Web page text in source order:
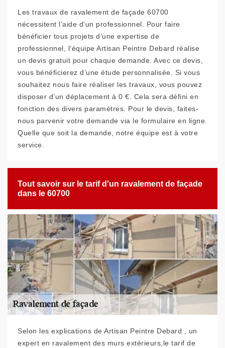
Les travaux de ravalement de façade 60700
nécessitent l’aide d’un professionnel. Pour faire
bénéficier tous projets d’une expertise de
professionnel, l’équipe Artisan Peintre Debard réalise
un devis gratuit pour chaque demande. Avec ce devis,
vous bénéficierez d’une étude personnalisée. Si vous
souhaitez nous faire réaliser les travaux, vous pouvez
disposer d’un déplacement à 0 €. Cela sera défini en
fonction des divers paramètres. Pour le devis, faites-
nous parvenir votre demande via le formulaire en ligne.
Quelle que soit la demande, notre équipe est à votre
service.
Tout savoir sur le tarif d'un ravalement de façade
dans le 60700
Selon les explications de Artisan Peintre Debard , un
expert en ravalement des murs extérieurs,le tarif de